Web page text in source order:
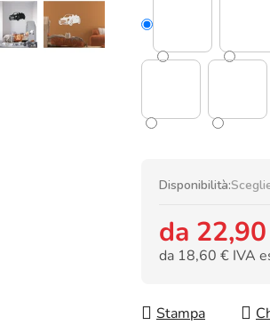
Disponibilità:
da
da 18,60 € IVA
Stampa